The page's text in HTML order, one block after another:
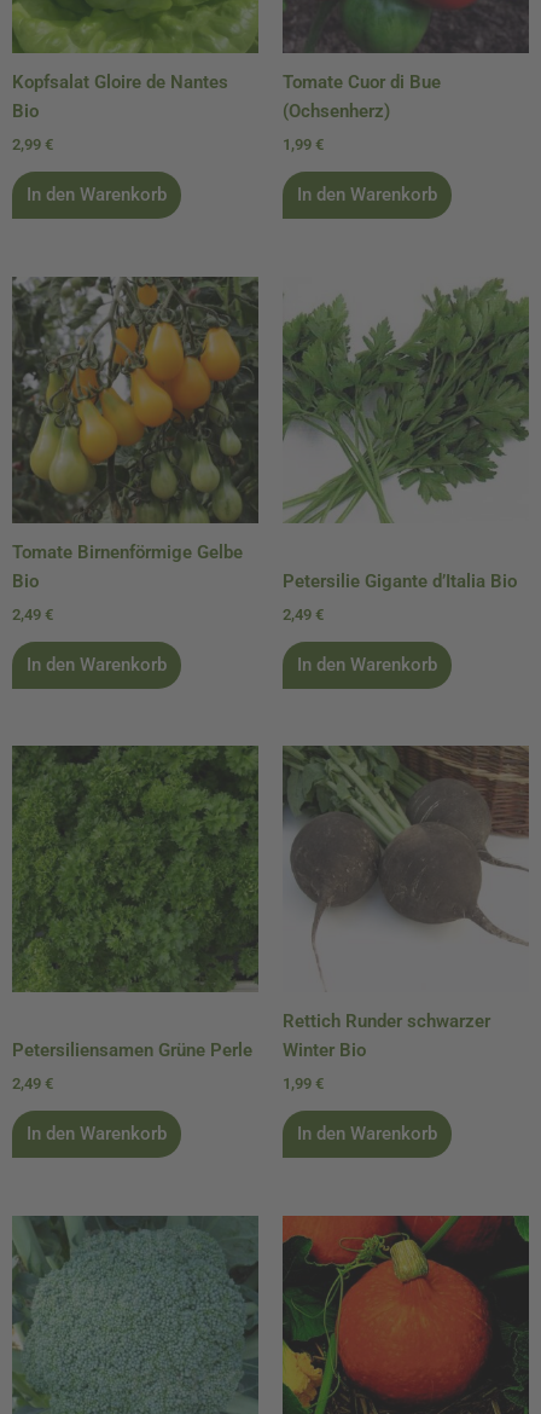
Kopfsalat Gloire de Nantes
Bio
2,99 €
In den Warenkorb
Tomate Cuor di Bue
(Ochsenherz)
1,99 €
In den Warenkorb
Tomate Birnenförmige Gelbe
Bio
2,49 €
In den Warenkorb
Petersilie Gigante d’Italia Bio
2,49 €
In den Warenkorb
Petersiliensamen Grüne Perle
2,49 €
In den Warenkorb
Rettich Runder schwarzer
Winter Bio
1,99 €
In den Warenkorb